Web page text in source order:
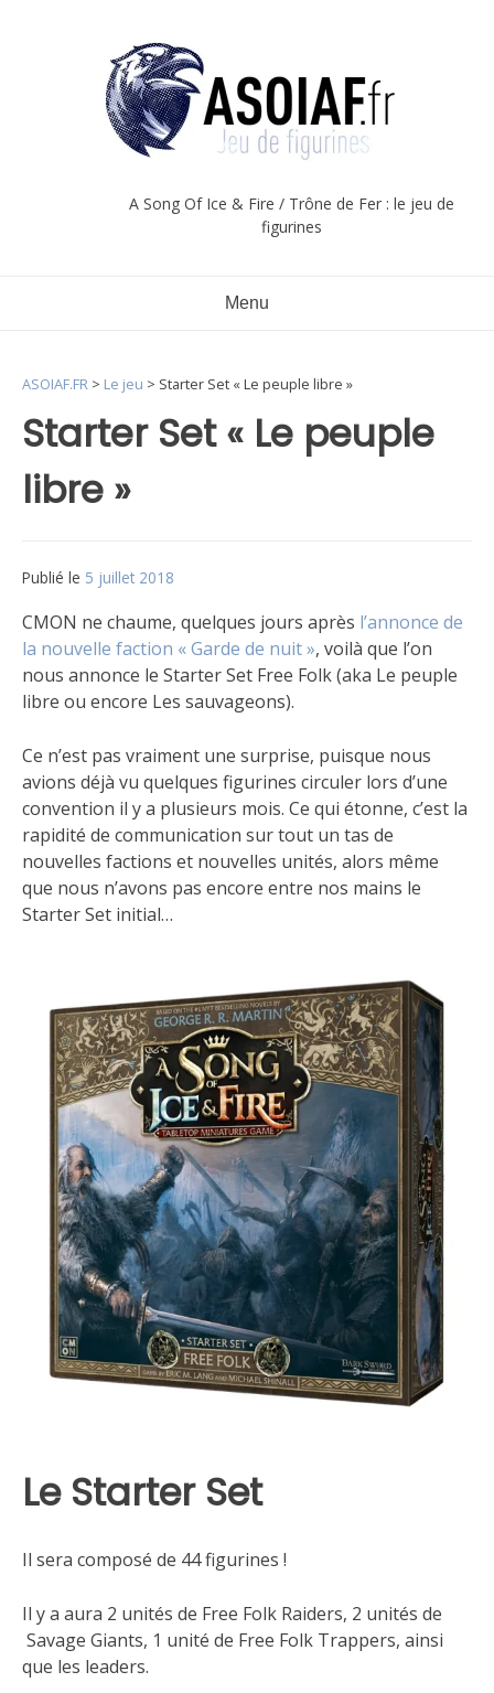
A Song Of Ice & Fire / Trône de Fer : le jeu de
figurines
Menu
Starter Set « Le peuple
libre »
ASOIAF.FR > Le jeu > Starter Set « Le peuple libre »
Publié le 5 juillet 2018
CMON ne chaume, quelques jours après l’annonce de
la nouvelle faction « Garde de nuit », voilà que l’on
nous annonce le Starter Set Free Folk (aka Le peuple
libre ou encore Les sauvageons).
Ce n’est pas vraiment une surprise, puisque nous
avions déjà vu quelques figurines circuler lors d’une
convention il y a plusieurs mois. Ce qui étonne, c’est la
rapidité de communication sur tout un tas de
nouvelles factions et nouvelles unités, alors même
que nous n’avons pas encore entre nos mains le
Starter Set initial…
Le Starter Set
Il sera composé de 44 figurines !
Il y a aura 2 unités de Free Folk Raiders, 2 unités de
Savage Giants, 1 unité de Free Folk Trappers, ainsi
que les leaders.